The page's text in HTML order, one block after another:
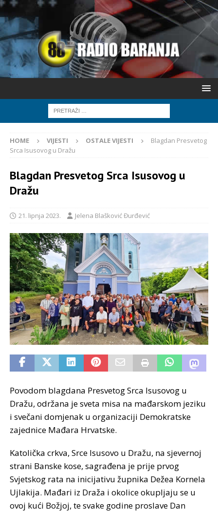
HOME VIJESTI OSTALE VIJESTI
Blagdan Presvetog
Srca Isusovog u Dražu
Blagdan Presvetog Srca Isusovog u
Dražu
21. lipnja 2023. Jelena Blašković Đurđević
Povodom blagdana Presvetog Srca Isusovog u
Dražu, održana je sveta misa na mađarskom jeziku
i svečani domjenak u organizaciji Demokratske
zajednice Mađara Hrvatske.
Katolička crkva, Srce Isusovo u Dražu, na sjevernoj
strani Banske kose, sagrađena je prije prvog
Svjetskog rata na inicijativu župnika Dežea Kornela
Ujlakija. Mađari iz Draža i okolice okupljaju se u
ovoj kući Božjoj, te svake godine proslave Dan